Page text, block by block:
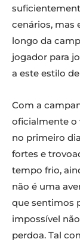
cenários, mas
longo da
jogador para
a este estilo
Com a
oficialmente o
no primeiro
fortes e
tempo frio,
não é uma
que sentimos
impossível
perdoa. Tal